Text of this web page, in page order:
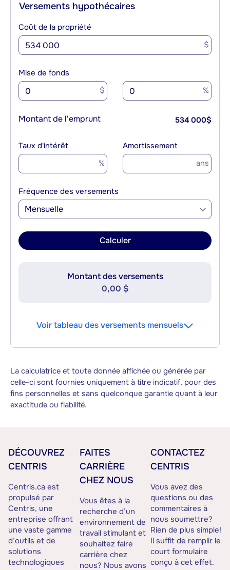
Versements hypothécaires
Coût de la propriété
$
Mise de fonds
$ %
Montant de l'emprunt 534 000$
Taux d'intérêt
%
Amortissement
ans
Fréquence des versements
Mensuelle
Calculer
Montant des versements
0,00 $
Voir tableau des versements mensuels
La calculatrice et toute donnée affichée ou générée par
celle-ci sont fournies uniquement à titre indicatif, pour des
fins personnelles et sans quelconque garantie quant à leur
exactitude ou fiabilité.
DÉCOUVREZ
CENTRIS
Centris.ca est
propulsé par
Centris, une
entreprise offrant
une vaste gamme
d’outils et de
solutions
technologiques
FAITES
CARRIÈRE
CHEZ NOUS
Vous êtes à la
recherche d’un
environnement de
travail stimulant et
souhaitez faire
carrière chez
nous? Nous avons
CONTACTEZ
CENTRIS
Vous avez des
questions ou des
commentaires à
nous soumettre?
Rien de plus simple!
Il suffit de remplir le
court formulaire
conçu à cet effet.